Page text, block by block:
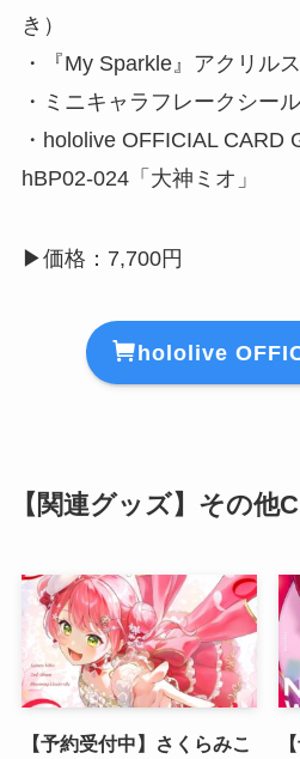
き）
・『My Sparkle』アクリル
・ミニキャラフレークシー
・hololive OFFICIAL CARD
hBP02-024「大神ミオ」
▶︎価格：7,700円
hololive
【関連グッズ】その他
【予約受付中】さくらみこ